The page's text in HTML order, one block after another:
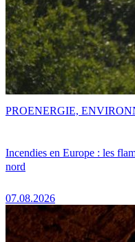
Incendies en Europe : les
nord
07.08.2026
PROENERGIE,